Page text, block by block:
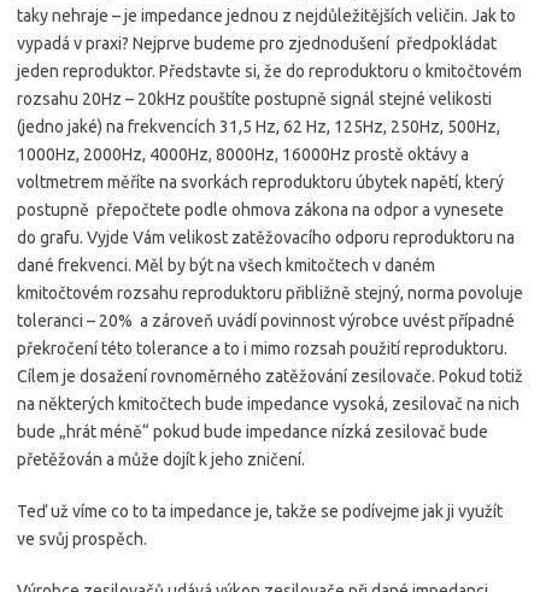
taky nehraje – je impedance jednou z nejdůležitějších veličin. Jak to
vypadá v praxi? Nejprve budeme pro zjednodušení předpokládat
jeden reproduktor. Představte si, že do reproduktoru o kmitočtovém
rozsahu 20Hz – 20kHz pouštíte postupně signál stejné velikosti
(jedno jaké) na frekvencích 31,5 Hz, 62 Hz, 125Hz, 250Hz, 500Hz,
1000Hz, 2000Hz, 4000Hz, 8000Hz, 16000Hz prostě oktávy a
voltmetrem měříte na svorkách reproduktoru úbytek napětí, který
postupně přepočtete podle ohmova zákona na odpor a vynesete
do grafu. Vyjde Vám velikost zatěžovacího odporu reproduktoru na
dané frekvenci. Měl by být na všech kmitočtech v daném
kmitočtovém rozsahu reproduktoru přibližně stejný, norma povoluje
toleranci – 20% a zároveň uvádí povinnost výrobce uvést případné
překročení této tolerance a to i mimo rozsah použití reproduktoru.
Cílem je dosažení rovnoměrného zatěžování zesilovače. Pokud totiž
na některých kmitočtech bude impedance vysoká, zesilovač na nich
bude „hrát méně“ pokud bude impedance nízká zesilovač bude
přetěžován a může dojít k jeho zničení.
Teď už víme co to ta impedance je, takže se podívejme jak ji využít
ve svůj prospěch.